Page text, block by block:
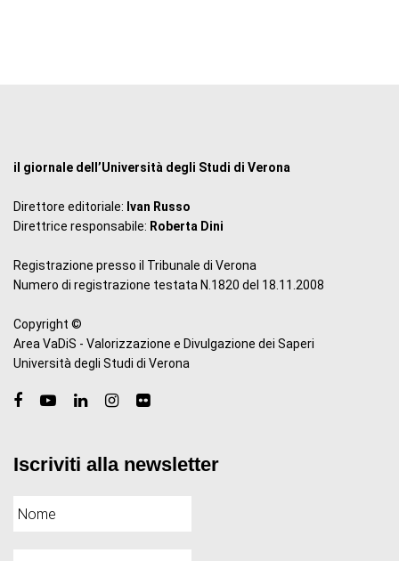
il giornale dell’Università degli Studi di Verona
Direttore editoriale: Ivan Russo
Direttrice responsabile: Roberta Dini
Registrazione presso il Tribunale di Verona
Numero di registrazione testata N.1820 del 18.11.2008
Copyright ©
Area VaDiS - Valorizzazione e Divulgazione dei Saperi
Università degli Studi di Verona
Iscriviti alla newsletter